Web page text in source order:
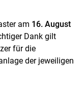
am 16. August
Dank gilt
für die
der jeweiligen